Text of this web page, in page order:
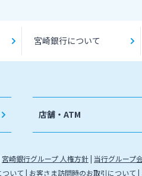
宮崎銀行について
店舗・ATM
宮崎銀行グループ 人権方針 当行グループ
いて お客さま訪問時のお取引について